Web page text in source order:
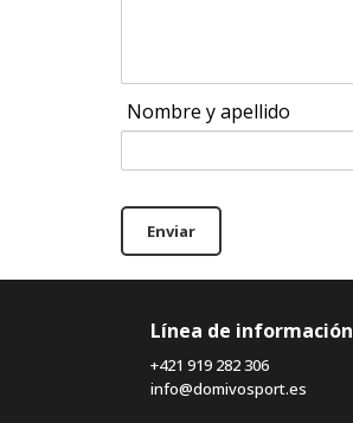
Nombre y apellido
Enviar
Línea de información
+421 919 282 306
info@domivosport.es